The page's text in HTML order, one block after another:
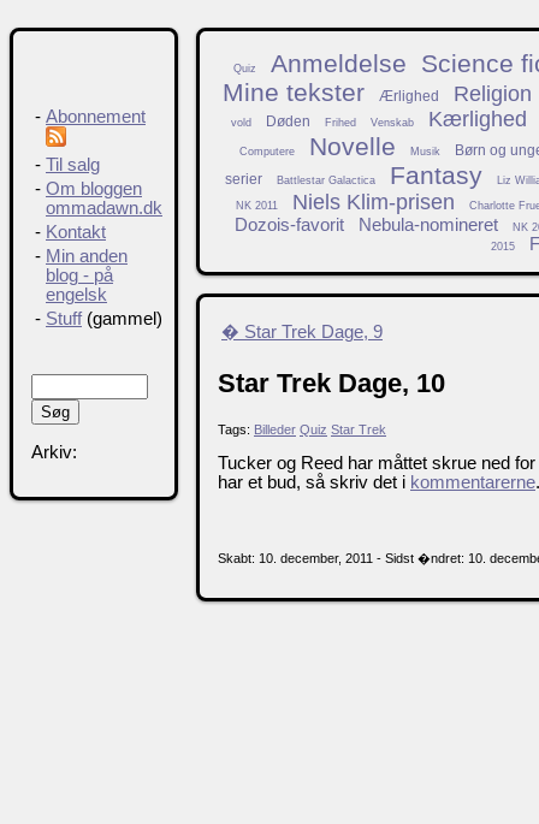
Quiz Anmeldelse
Science
Mine tekster
Ærlighed Religion
vold Døden Frihed Venskab Kærlighed
Computere Novelle Musik
Børn og
serier
Battlestar Galactica Fantasy Liz
NK 2011 Niels Klim-prisen Charlotte
Dozois-favorit Nebula-nomineret
NK
2015
� Star Trek Dage, 9
Star Trek Dage, 10
Tags: Billeder Quiz Star Trek
Tucker og Reed har måttet skrue ned
har et bud, så skriv det i kommentarerne.
Skabt: 10. december, 2011 - Sidst �ndret: 10.
- Abonnement
- Til salg
- Om bloggen
ommadawn.dk
- Kontakt
- Min anden
blog - på
engelsk
- Stuff(gammel)
Arkiv: